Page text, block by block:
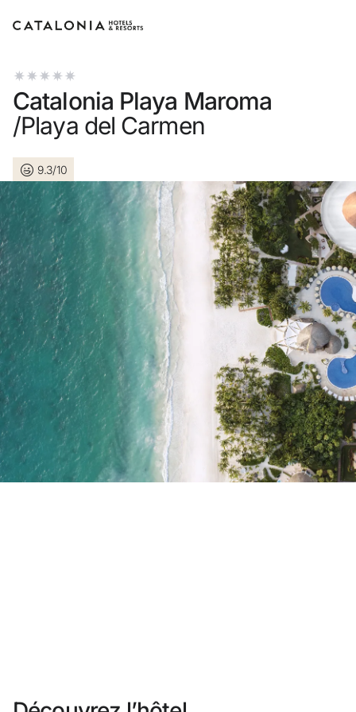
Connectez-vous à votre compte
LOGIN
Vous avez oublié votre mot de passe ?
ou utilisez l’une de ces options
Connexion via Google
Connexion par adresse électronique uniquement
Vous n'êtes pas encore inscrit ?
Créer un compte
Profitez des avantages du programme
Catalonia Playa Maroma
/Playa del Carmen
9.3/10